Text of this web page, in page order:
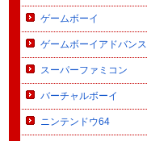
ゲームボーイ
ゲームボーイアドバンス
スーパーファミコン
バーチャルボーイ
ニンテンドウ64